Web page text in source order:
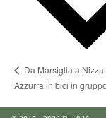
Da Marsiglia a Nizza
Azzurra in bici in